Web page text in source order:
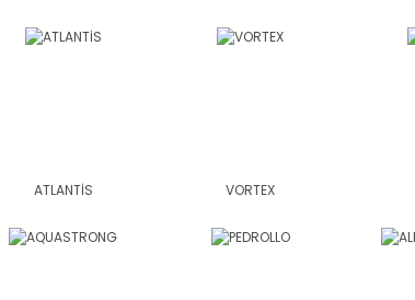
ATLANTİS VORTEX